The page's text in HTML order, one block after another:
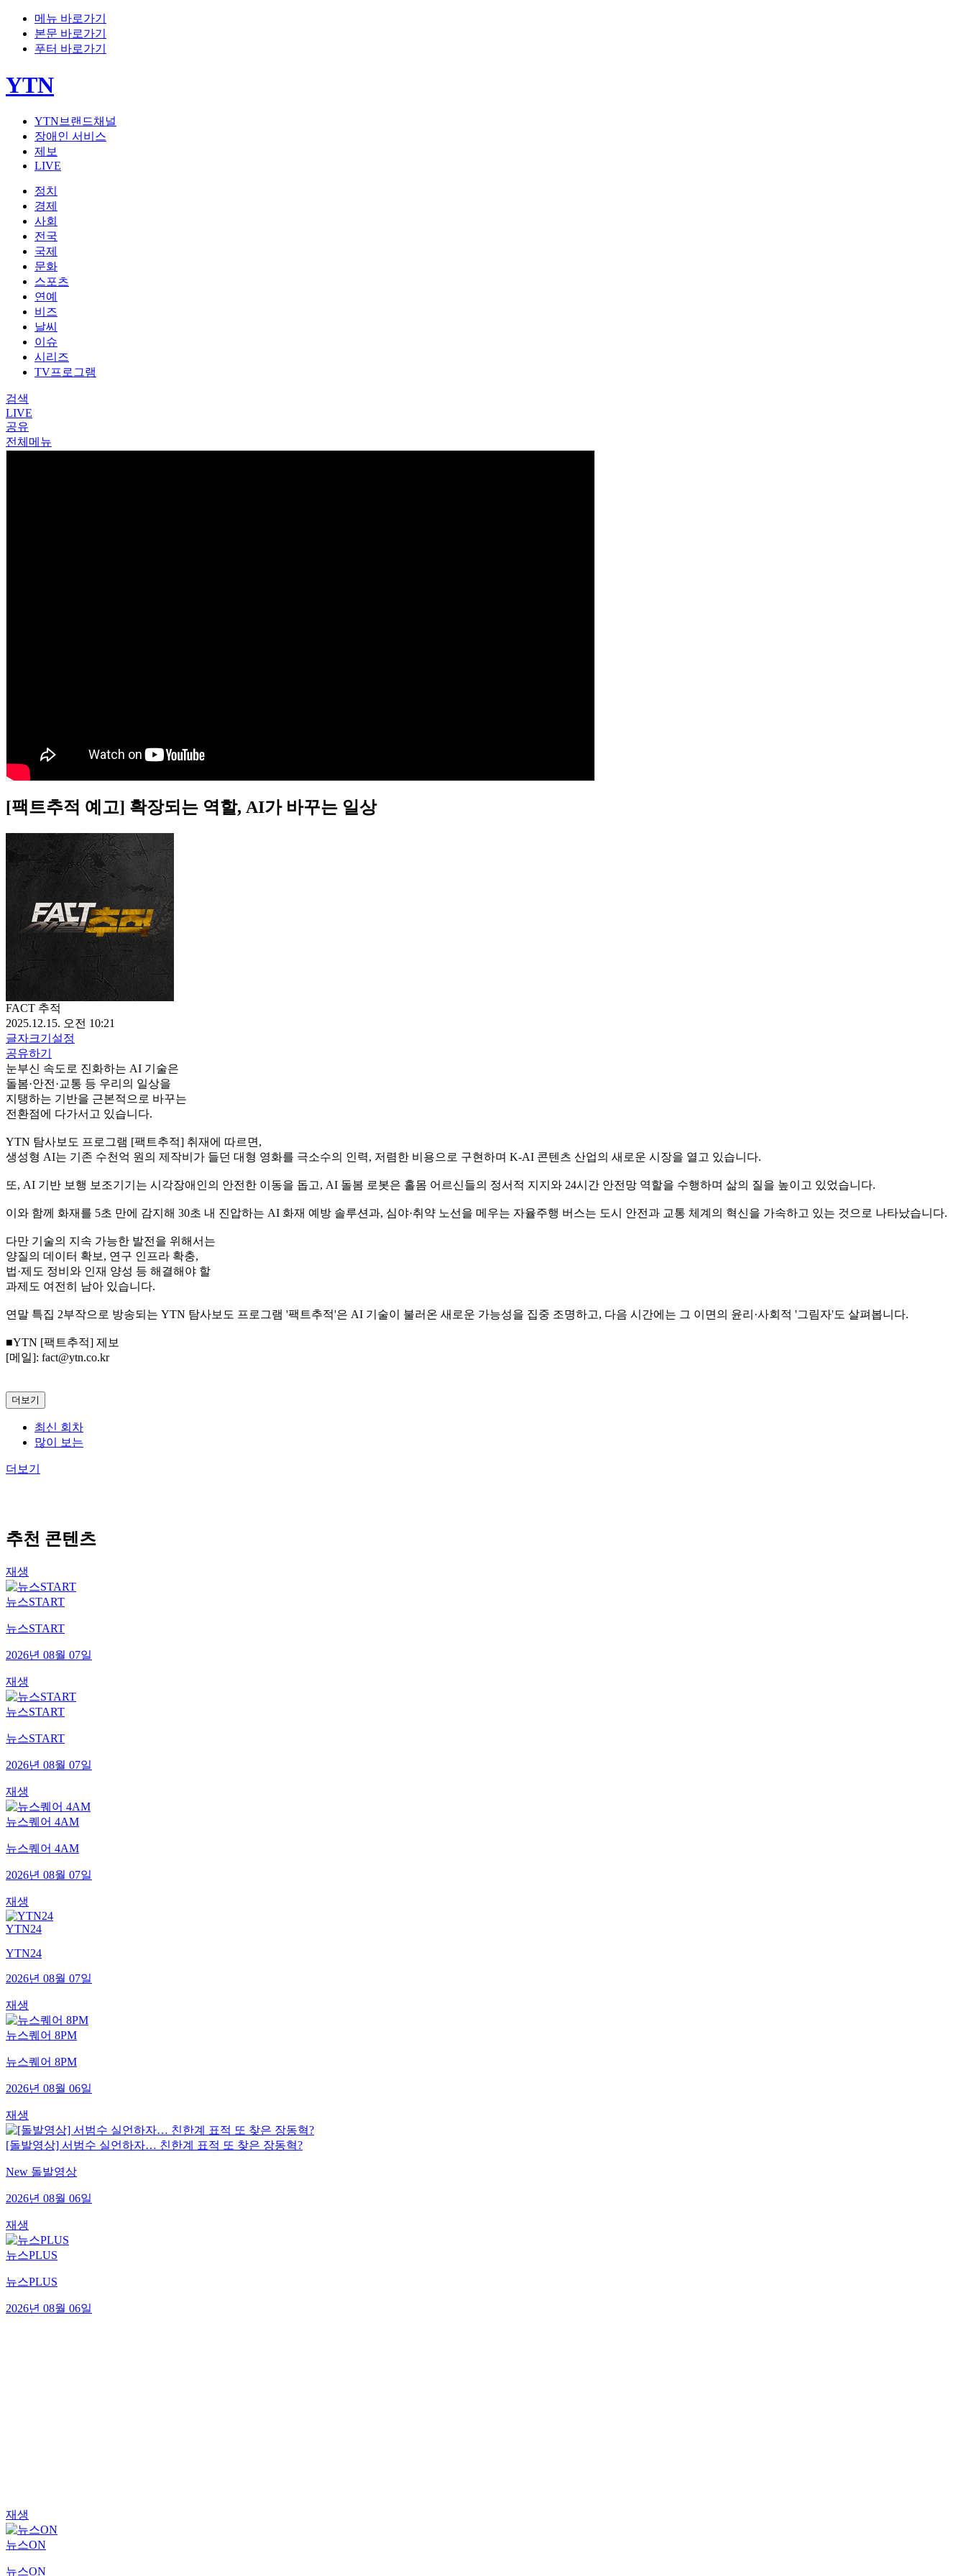
메뉴 바로가기
본문 바로가기
푸터 바로가기
YTN
YTN브랜드채널
장애인 서비스
제보
LIVE
정치
경제
사회
전국
국제
문화
스포츠
연예
비즈
날씨
이슈
시리즈
TV프로그램
검색
LIVE
공유
전체메뉴
[팩트추적 예고] 확장되는 역할, AI가 바꾸는 일상
FACT 추적
2025.12.15. 오전 10:21
글자크기설정
공유하기
눈부신 속도로 진화하는 AI 기술은
돌봄·안전·교통 등 우리의 일상을
지탱하는 기반을 근본적으로 바꾸는
전환점에 다가서고 있습니다.
YTN 탐사보도 프로그램 [팩트추적] 취재에 따르면,
생성형 AI는 기존 수천억 원의 제작비가 들던 대형 영화를 극소수의 인력, 저렴한 비용으로 구현하며 K-AI 콘텐츠 산업의 새로운 시장을 열고 있습니다.
또, AI 기반 보행 보조기기는 시각장애인의 안전한 이동을 돕고, AI 돌봄 로봇은 홀몸 어르신들의 정서적 지지와 24시간 안전망 역할을 수행하며 삶의 질을 높이고 있었습니다.
이와 함께 화재를 5초 만에 감지해 30초 내 진압하는 AI 화재 예방 솔루션과, 심야·취약 노선을 메우는 자율주행 버스는 도시 안전과 교통 체계의 혁신을 가속하고 있는 것으로 나타났습니다.
다만 기술의 지속 가능한 발전을 위해서는
양질의 데이터 확보, 연구 인프라 확충,
법·제도 정비와 인재 양성 등 해결해야 할
과제도 여전히 남아 있습니다.
연말 특집 2부작으로 방송되는 YTN 탐사보도 프로그램 '팩트추적'은 AI 기술이 불러온 새로운 가능성을 집중 조명하고, 다음 시간에는 그 이면의 윤리·사회적 '그림자'도 살펴봅니다.
■YTN [팩트추적] 제보
[메일]: fact@ytn.co.kr
더보기
최신 회차
많이 보는
더보기
추천 콘텐츠
재생
뉴스START
뉴스START
2026년 08월 07일
재생
뉴스START
뉴스START
2026년 08월 07일
재생
뉴스퀘어 4AM
뉴스퀘어 4AM
2026년 08월 07일
재생
YTN24
YTN24
2026년 08월 07일
재생
뉴스퀘어 8PM
뉴스퀘어 8PM
2026년 08월 06일
재생
[돌발영상] 서범수 실언하자… 친한계 표적 또 찾은 장동혁?
New 돌발영상
2026년 08월 06일
재생
뉴스PLUS
뉴스PLUS
2026년 08월 06일
재생
뉴스ON
뉴스ON